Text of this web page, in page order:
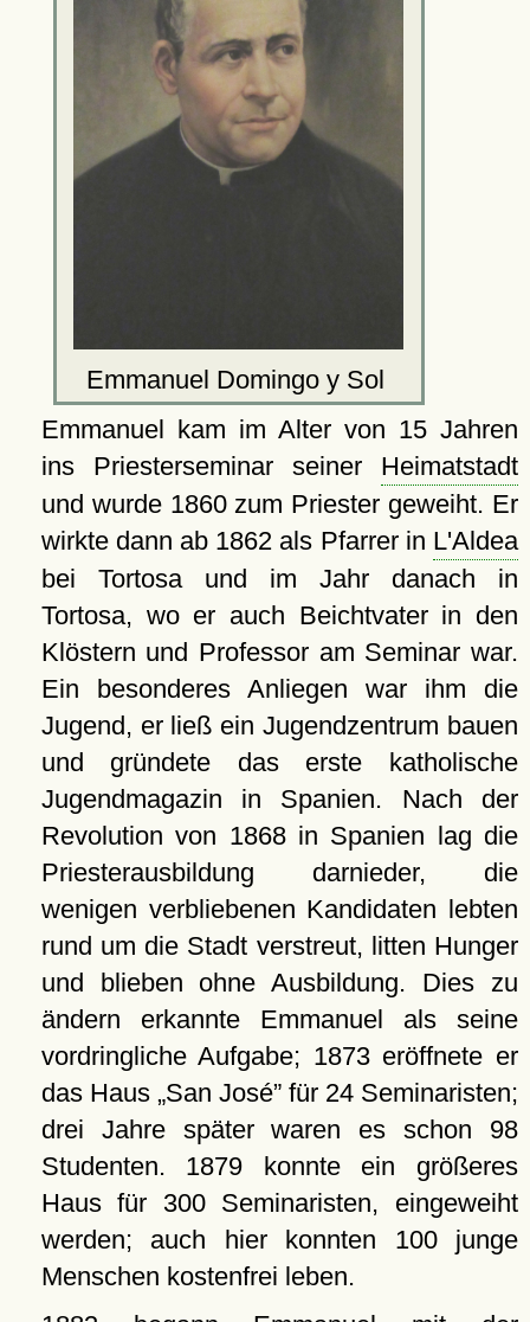
Emmanuel Domingo y Sol
Emmanuel kam im Alter von 15 Jahren
ins Priesterseminar seiner Heimatstadt
und wurde 1860 zum Priester geweiht. Er
wirkte dann ab 1862 als Pfarrer in L'Aldea
bei Tortosa und im Jahr danach in
Tortosa, wo er auch Beichtvater in den
Klöstern und Professor am Seminar war.
Ein besonderes Anliegen war ihm die
Jugend, er ließ ein Jugendzentrum bauen
und gründete das erste katholische
Jugendmagazin in Spanien. Nach der
Revolution von 1868 in Spanien lag die
Priesterausbildung darnieder, die
wenigen verbliebenen Kandidaten lebten
rund um die Stadt verstreut, litten Hunger
und blieben ohne Ausbildung. Dies zu
ändern erkannte Emmanuel als seine
vordringliche Aufgabe; 1873 eröffnete er
das Haus San José für 24 Seminaristen;
drei Jahre später waren es schon 98
Studenten. 1879 konnte ein größeres
Haus für 300 Seminaristen, eingeweiht
werden; auch hier konnten 100 junge
Menschen kostenfrei leben.